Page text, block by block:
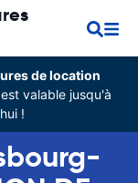
de location
valable jusqu'à
!